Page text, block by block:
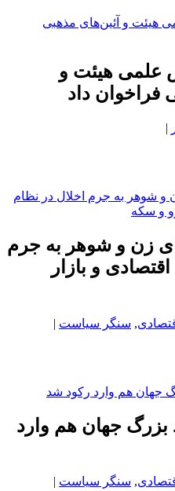
علمی هیئت و
فراخوان داد
|
زن و شوهر به جرم
و بازار
, سنگر سیاست |
بزرگ جهان هم وارد
, سنگر سیاست |